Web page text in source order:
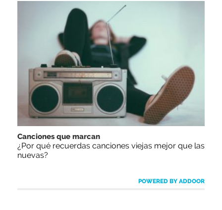
Canciones que marcan
¿Por qué recuerdas canciones viejas mejor que las
nuevas?
POWERED BY ADDOOR